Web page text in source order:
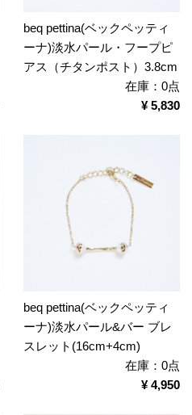
beq pettina(ベックペッティ
ーナ)淡水パール・フープピ
アス（チタンポスト）3.8cm
在庫：0点
¥ 5,830
beq pettina(ベックペッティ
ーナ)淡水パール&バー ブレ
スレット(16cm+4cm)
在庫：0点
¥ 4,950